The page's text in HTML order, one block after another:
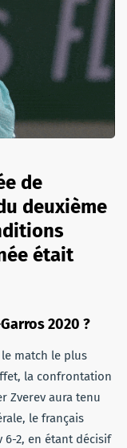
de
deuxième
était
2020 ?
match le plus
la confrontation
Zverev aura tenu
le français
6-2, en étant décisif